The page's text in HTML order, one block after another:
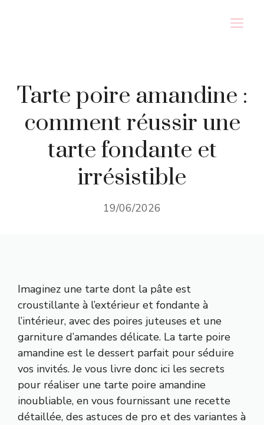
Tarte poire amandine :
comment réussir une
tarte fondante et
irrésistible
19/06/2026
Imaginez une tarte dont la pâte est
croustillante à l’extérieur et fondante à
l’intérieur, avec des poires juteuses et une
garniture d’amandes délicate. La tarte poire
amandine est le dessert parfait pour séduire
vos invités. Je vous livre donc ici les secrets
pour réaliser une tarte poire amandine
inoubliable, en vous fournissant une recette
détaillée, des astuces de pro et des variantes à